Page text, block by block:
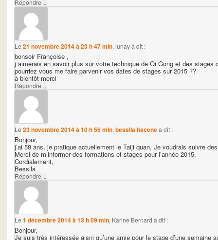
Répondre ↓
Le 21 novembre 2014 à 23 h 47 min, lunaya dit :
bonsoir Françoise ,
j aimerais en savoir plus sur votre technique de Qi Gong et des stages
pourriez vous me faire parvenir vos dates de stages sur 2015 ??
à bientôt merci
Répondre ↓
Le 23 novembre 2014 à 10 h 56 min, bessila hacenea dit :
Bonjour,
j’ai 58 ans, je pratique actuellement le Taiji quan, Je voudrais suivre
Merci de m’informer des formations et stages pour l’année 2015.
Cordialement,
Bessila
Répondre ↓
Le 1 décembre 2014 à 13 h 09 min, Karine Bernard a dit :
Bonjour,
Je suis très intéressée aisni qu’une amie pour le stage d’une semaine